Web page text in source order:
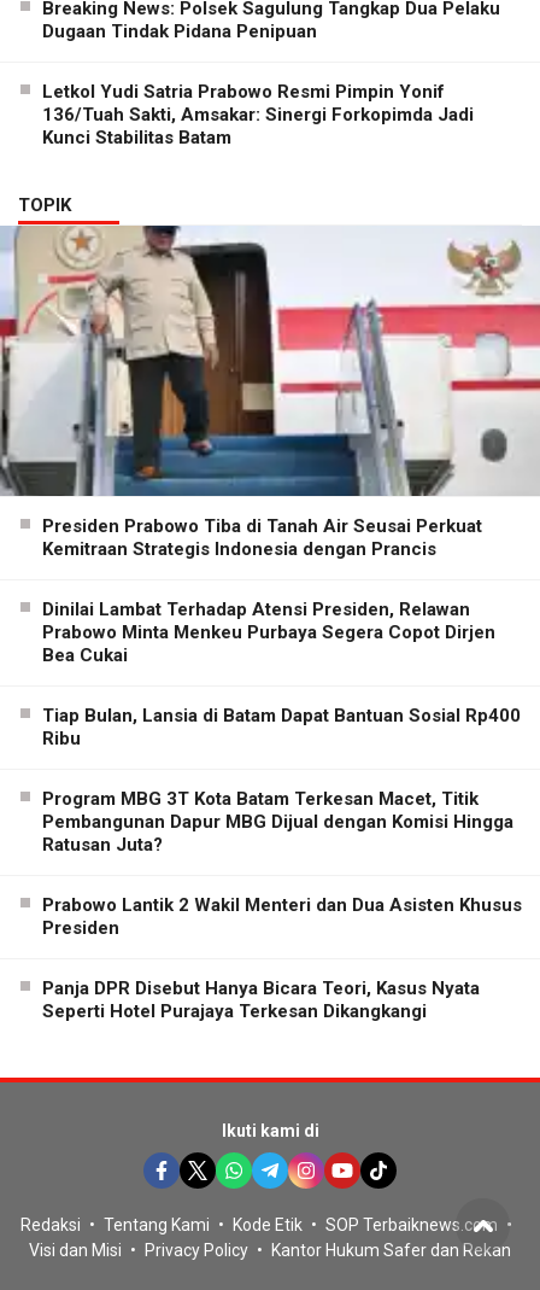
Breaking News: Polsek Sagulung Tangkap Dua Pelaku
Dugaan Tindak Pidana Penipuan
Letkol Yudi Satria Prabowo Resmi Pimpin Yonif
136/Tuah Sakti, Amsakar: Sinergi Forkopimda Jadi
Kunci Stabilitas Batam
TOPIK
Presiden Prabowo Tiba di Tanah Air Seusai Perkuat
Kemitraan Strategis Indonesia dengan Prancis
Dinilai Lambat Terhadap Atensi Presiden, Relawan
Prabowo Minta Menkeu Purbaya Segera Copot Dirjen
Bea Cukai
Tiap Bulan, Lansia di Batam Dapat Bantuan Sosial Rp400
Ribu
Program MBG 3T Kota Batam Terkesan Macet, Titik
Pembangunan Dapur MBG Dijual dengan Komisi Hingga
Ratusan Juta?
Prabowo Lantik 2 Wakil Menteri dan Dua Asisten Khusus
Presiden
Panja DPR Disebut Hanya Bicara Teori, Kasus Nyata
Seperti Hotel Purajaya Terkesan Dikangkangi
Ikuti kami di
Redaksi Tentang Kami Kode Etik
SOP Terbaiknews.com
Visi dan Misi
Privacy Policy Kantor Hukum Safer dan Rekan